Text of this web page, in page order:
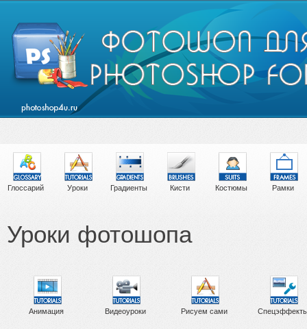
Глоссарий Уроки Градиенты Кисти Костюмы Рамки
Уроки фотошопа
Анимация Видеоуроки Рисуем сами